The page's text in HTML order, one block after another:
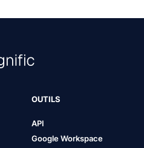
OUTILS
API
Google Workspace